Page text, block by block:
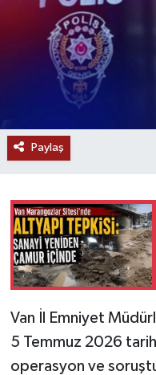
Paylaş
Van İl Emniyet
5 Temmuz 2026
operasyon ve